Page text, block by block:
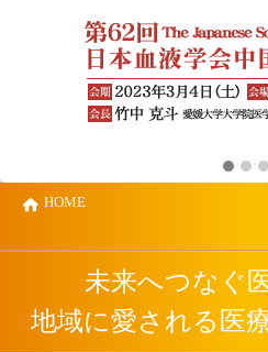
HOME
未来へつなぐ
地域に愛される医